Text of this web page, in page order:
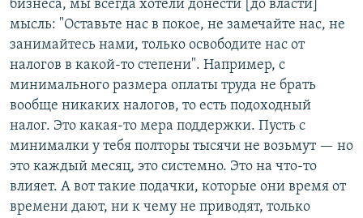
бизнеса, мы всегда хотели донести [до власти]
мысль: "Оставьте нас в покое, не замечайте нас, не
занимайтесь нами, только освободите нас от
налогов в какой-то степени". Например, с
минимального размера оплаты труда не брать
вообще никаких налогов, то есть подоходный
налог. Это какая-то мера поддержки. Пусть с
минималки у тебя полторы тысячи не возьмут — но
это каждый месяц, это системно. Это на что-то
влияет. А вот такие подачки, которые они время от
времени дают, ни к чему не приводят, только